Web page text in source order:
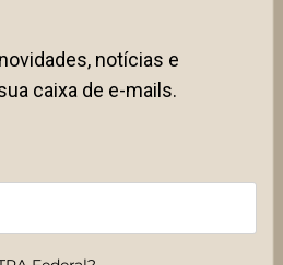
notícias e
caixa de e-mails.